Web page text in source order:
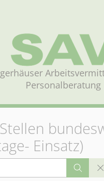
Personalberatung
Einsatz)